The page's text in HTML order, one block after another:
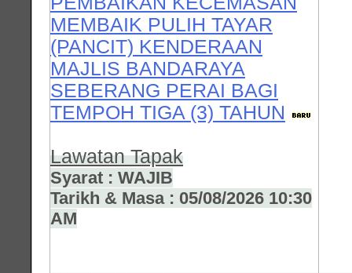
MEMBAIK PULIH TAYAR
(PANCIT) KENDERAAN
MAJLIS BANDARAYA
SEBERANG PERAI BAGI
TEMPOH TIGA (3) TAHUN
Lawatan Tapak
Syarat : WAJIB
Tarikh & Masa : 05/08/2026 10:30
AM